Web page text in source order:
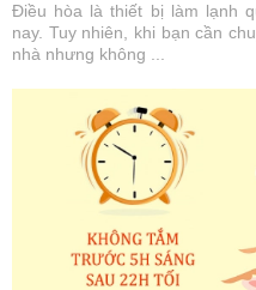
Điều hòa là thiết bị làm lạnh
nay. Tuy nhiên, khi bạn cần
nhà nhưng không ...